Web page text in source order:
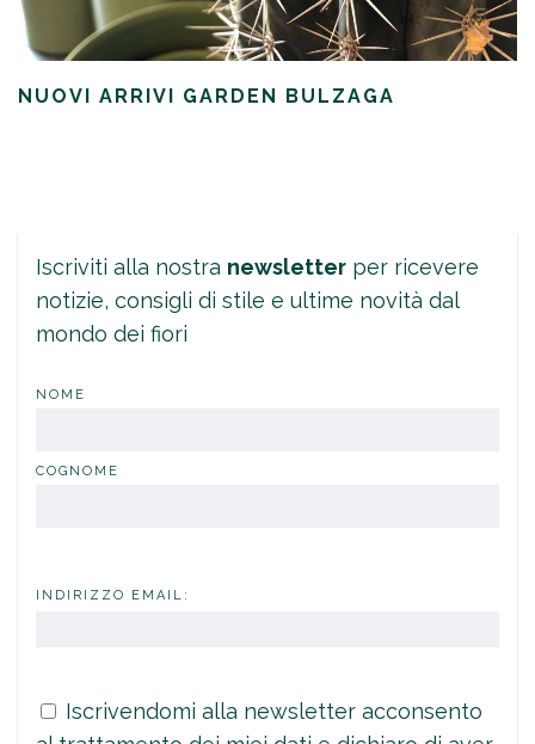
NUOVI ARRIVI GARDEN BULZAGA
Iscriviti alla nostra newsletter per ricevere
notizie, consigli di stile e ultime novità dal
mondo dei fiori
NOME
COGNOME
INDIRIZZO EMAIL:
Iscrivendomi alla newsletter acconsento